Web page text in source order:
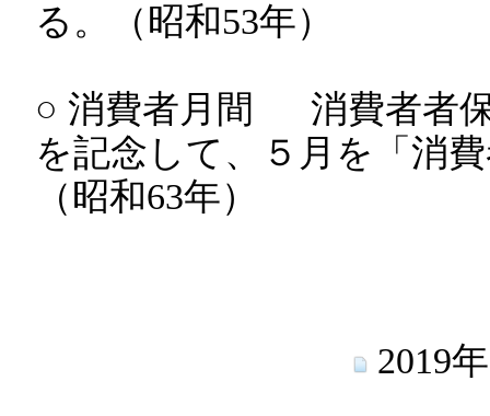
る。（昭和53年）
○ 消費者月間 消費者者保
を記念して、５月を「消
（昭和63年）
2019